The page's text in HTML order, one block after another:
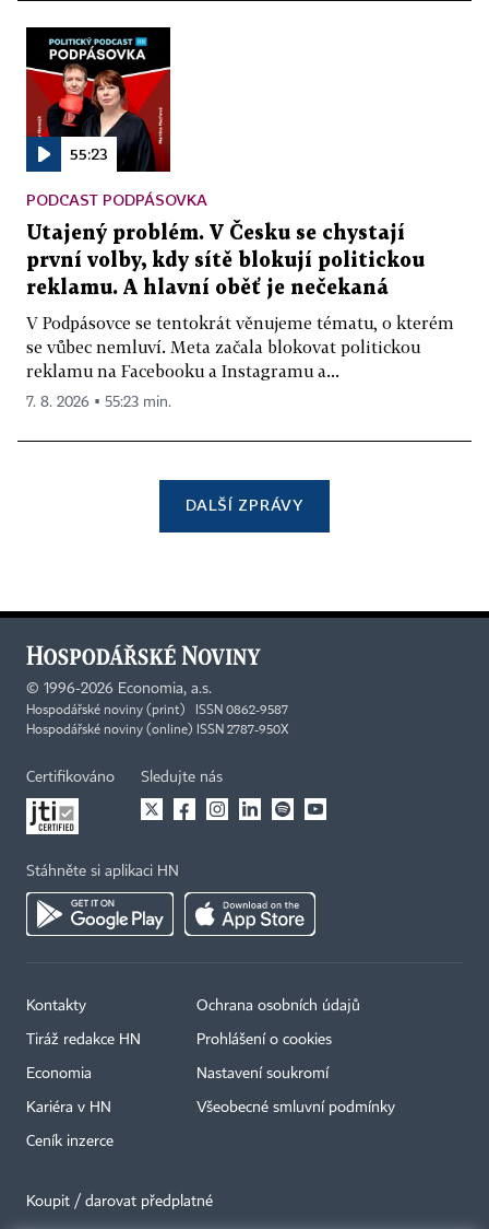
55:23
PODCAST PODPÁSOVKA
Utajený problém. V Česku se chystají
první volby, kdy sítě blokují politickou
reklamu. A hlavní oběť je nečekaná
V Podpásovce se tentokrát věnujeme tématu, o kterém
se vůbec nemluví. Meta začala blokovat politickou
reklamu na Facebooku a Instagramu a...
7. 8. 2026 ▪ 55:23 min.
DALŠÍ ZPRÁVY
© 1996-2026 Economia, a.s.
Hospodářské noviny (print) ISSN 0862-9587
Hospodářské noviny (online) ISSN 2787-950X
Certifikováno Sledujte nás
Stáhněte si aplikaci HN
Kontakty
Tiráž redakce HN
Economia
Kariéra v HN
Ceník inzerce
Ochrana osobních údajů
Prohlášení o cookies
Nastavení soukromí
Všeobecné smluvní podmínky
Koupit / darovat předplatné